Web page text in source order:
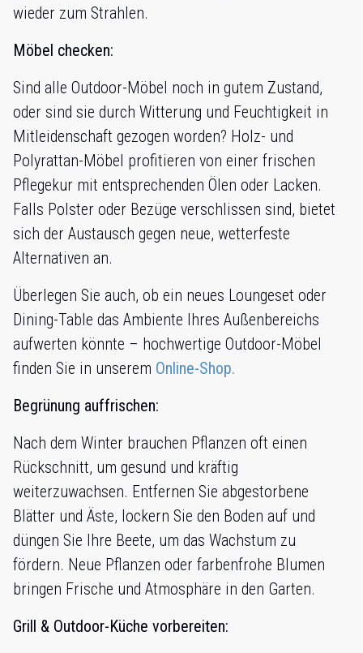
wieder zum Strahlen.
Möbel checken:
Sind alle Outdoor-Möbel noch in gutem Zustand,
oder sind sie durch Witterung und Feuchtigkeit in
Mitleidenschaft gezogen worden? Holz- und
Polyrattan-Möbel profitieren von einer frischen
Pflegekur mit entsprechenden Ölen oder Lacken.
Falls Polster oder Bezüge verschlissen sind, bietet
sich der Austausch gegen neue, wetterfeste
Alternativen an.
Überlegen Sie auch, ob ein neues Loungeset oder
Dining-Table das Ambiente Ihres Außenbereichs
aufwerten könnte – hochwertige Outdoor-Möbel
finden Sie in unserem Online-Shop.
Begrünung auffrischen:
Nach dem Winter brauchen Pflanzen oft einen
Rückschnitt, um gesund und kräftig
weiterzuwachsen. Entfernen Sie abgestorbene
Blätter und Äste, lockern Sie den Boden auf und
düngen Sie Ihre Beete, um das Wachstum zu
fördern. Neue Pflanzen oder farbenfrohe Blumen
bringen Frische und Atmosphäre in den Garten.
Grill & Outdoor-Küche vorbereiten: